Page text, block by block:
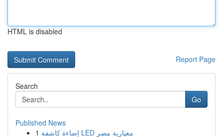
HTML is disabled
Report Page
Search
Go
Published News
1
إضاءة كاشفة LED معيارية مصر